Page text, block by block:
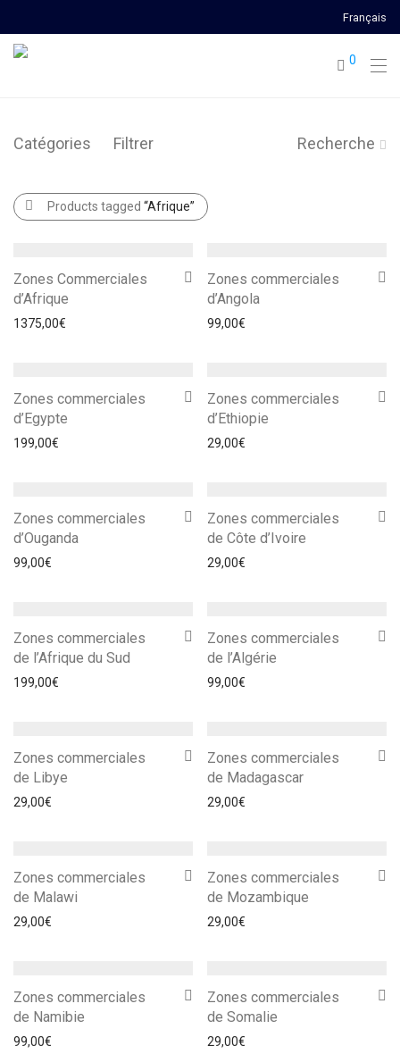
Français
0
Catégories Filtrer Recherche
Products tagged “Afrique”
Zones Commerciales
d’Afrique
1375,00€
Zones commerciales
d’Angola
99,00€
Zones commerciales
d’Egypte
199,00€
Zones commerciales
d’Ethiopie
29,00€
Zones commerciales
d’Ouganda
99,00€
Zones commerciales
de Côte d’Ivoire
29,00€
Zones commerciales
de l’Afrique du Sud
199,00€
Zones commerciales
de l’Algérie
99,00€
Zones commerciales
de Libye
29,00€
Zones commerciales
de Madagascar
29,00€
Zones commerciales
de Malawi
29,00€
Zones commerciales
de Mozambique
29,00€
Zones commerciales
de Namibie
99,00€
Zones commerciales
de Somalie
29,00€